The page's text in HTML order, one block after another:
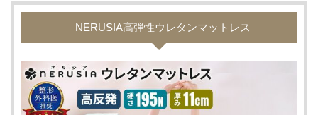
NERUSIA高弾性ウレタンマットレス